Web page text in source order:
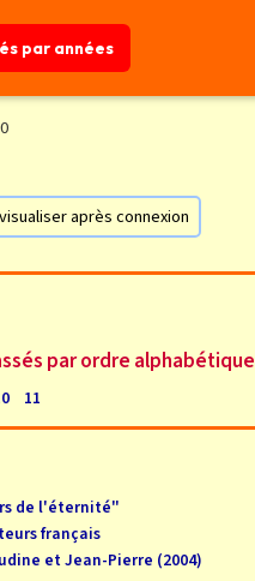
par années
après connexion
par ordre alphabétique
11
de l'éternité"
français
et Jean-Pierre (2004)